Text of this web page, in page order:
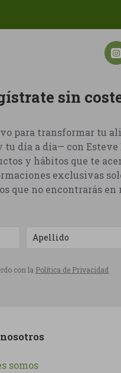
sin
para transformar tu
día a día— con Esteve
y hábitos que te
exclusivas
que no encontrarás
con la Política de Privacidad
somos